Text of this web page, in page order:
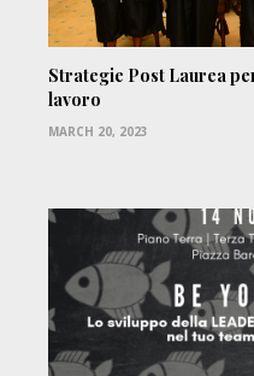
Strategie Post Laurea
lavoro
MARCH 20, 2023